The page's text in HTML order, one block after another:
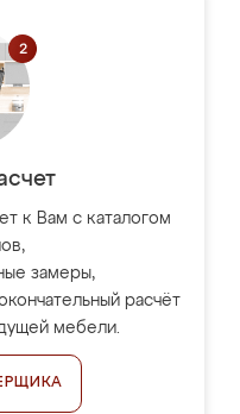
к Вам с каталогом
замеры,
расчёт
мебели.